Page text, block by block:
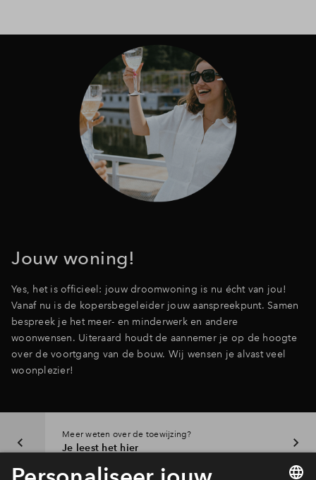
Jouw woning!
Yes, het is officieel: jouw droomwoning is nu écht van jou!
Vanaf nu is de kopersbegeleider jouw aanspreekpunt. Samen
bespreek je het meer- en minderwerk en andere
woonwensen. Uiteraard houdt de aannemer je op de hoogte
over de voortgang van de bouw. Wij wensen je alvast veel
woonplezier!
Meer weten over de toewijzing?
Je leest het hier